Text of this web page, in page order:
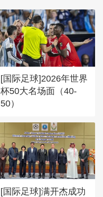
[国际足球]2026年世界
杯50大名场面（40-
50）
[国际足球]满开杰成功